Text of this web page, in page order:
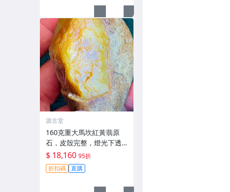
源古堂
160克重大馬坎紅黃翡原
石，皮殼完整，燈光下透
亮迷人，適合手鐲與掛件
打造，天然A貨翡翠嚴選。
紅黃翡 翡翠 手鐲掛件
$ 18,160 95折
折扣碼 直購